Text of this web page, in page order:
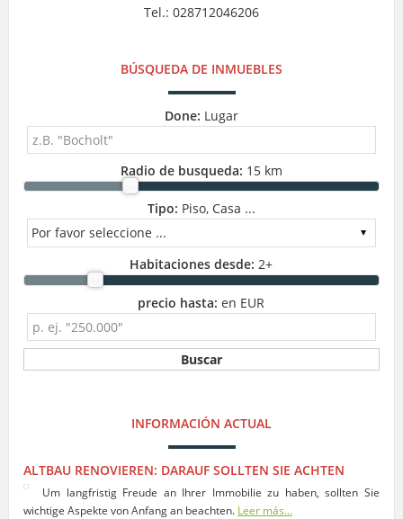
Tel.: 028712046206
BÚSQUEDA DE INMUEBLES
Done: Lugar
Radio de busqueda: 15 km
Tipo: Piso, Casa ...
Habitaciones desde: 2+
precio hasta: en EUR
INFORMACIÓN ACTUAL
ALTBAU RENOVIEREN: DARAUF SOLLTEN SIE ACHTEN
Um langfristig Freude an Ihrer Immobilie zu haben, sollten Sie
wichtige Aspekte von Anfang an beachten. Leer más...